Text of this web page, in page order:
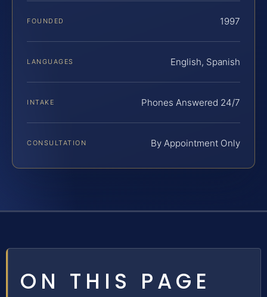
FOUNDED 1997
LANGUAGES English, Spanish
INTAKE Phones Answered 24/7
CONSULTATION By Appointment Only
ON THIS PAGE